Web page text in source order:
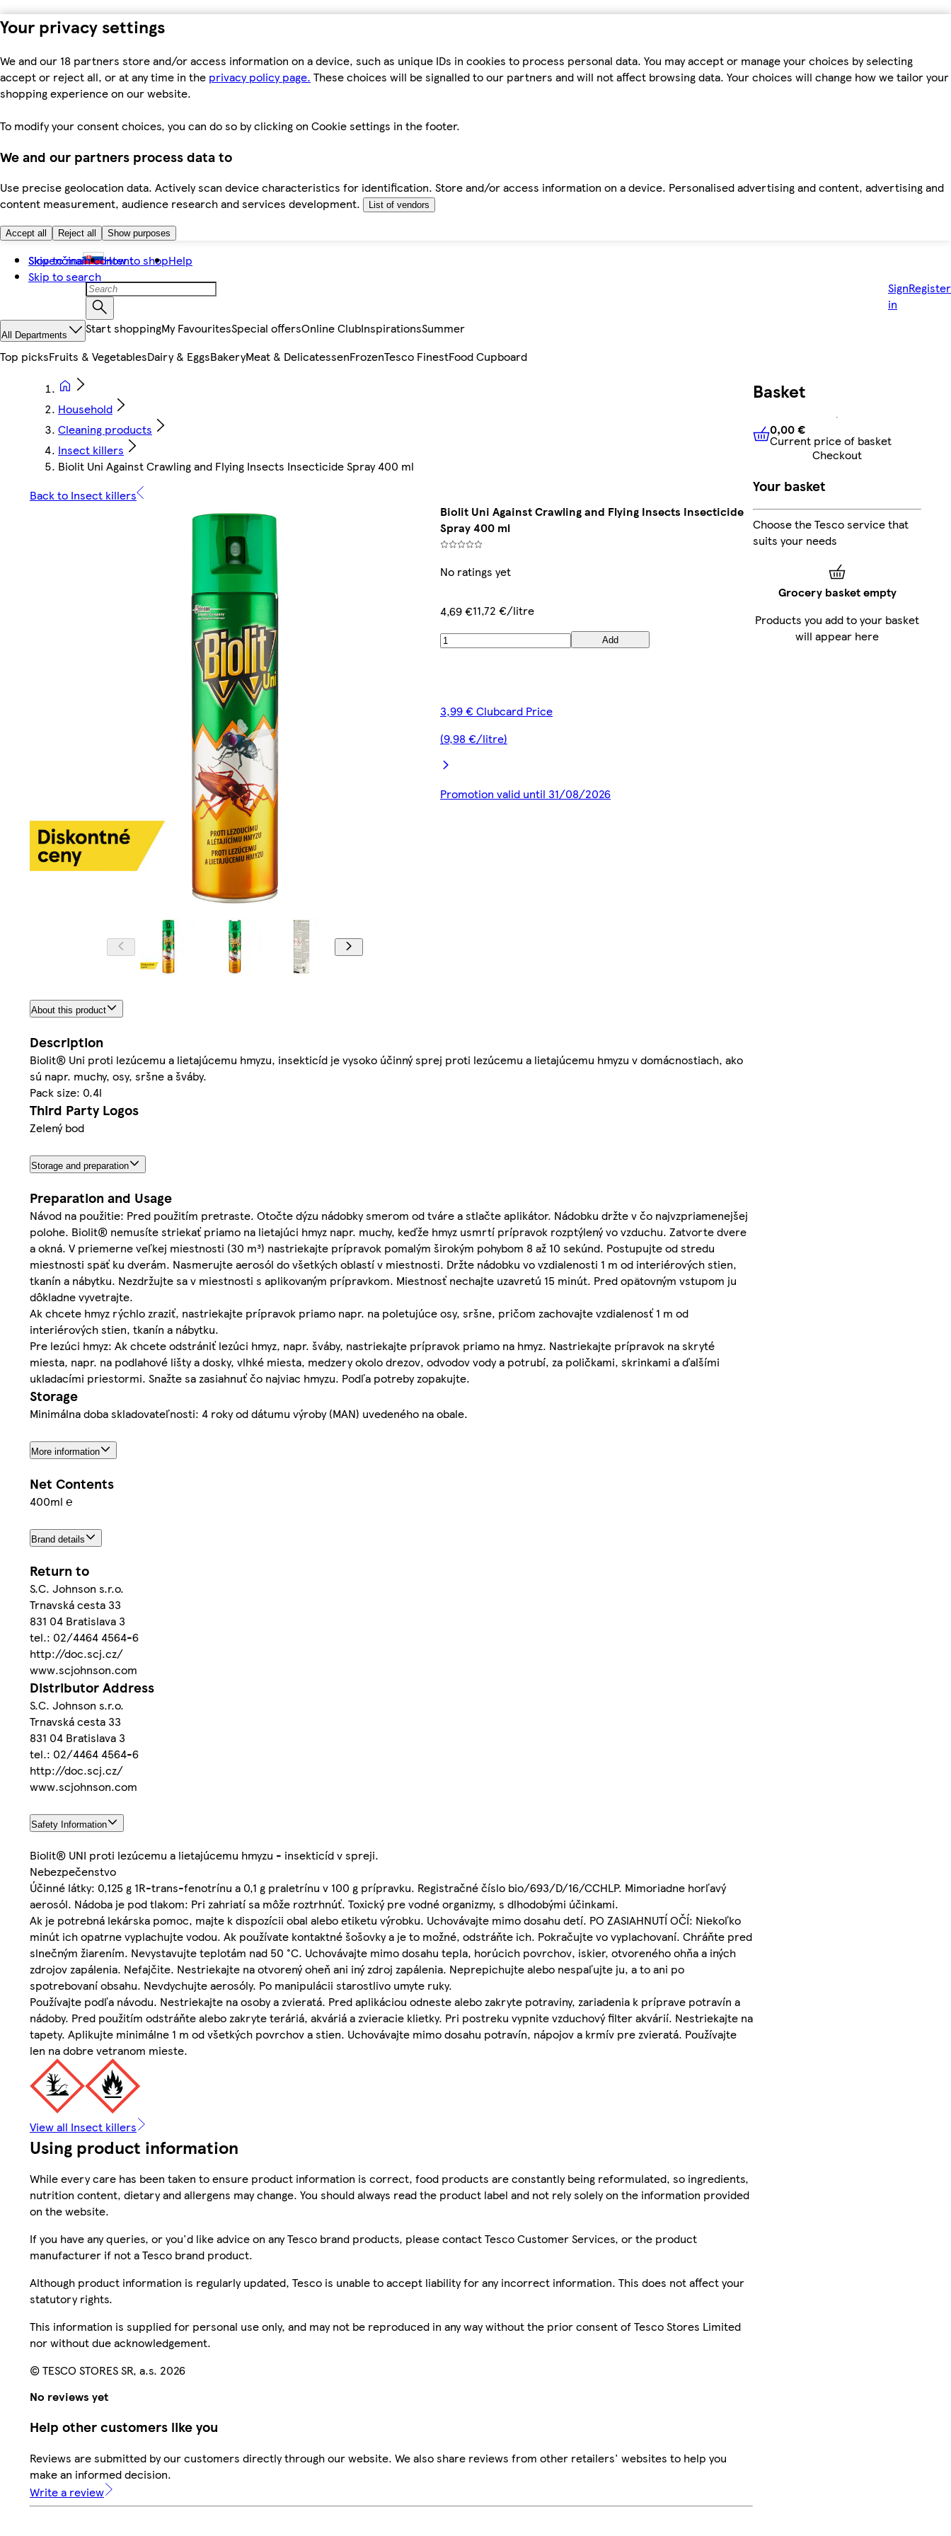
Your privacy settings
We and our 18 partners store and/or access information on a device, such as unique IDs in cookies to process personal data. You may accept or manage your choices by selecting
accept or reject all, or at any time in the privacy policy page. These choices will be signalled to our partners and will not affect browsing data. Your choices will change how we tailor your
shopping experience on our website.
To modify your consent choices, you can do so by clicking on Cookie settings in the footer.
We and our partners process data to
Use precise geolocation data. Actively scan device characteristics for identification. Store and/or access information on a device. Personalised advertising and content, advertising and
content measurement, audience research and services development.
List of vendors
Accept all Reject all Show purposes
Skip to main content
Skip to search
Slovenčina How to shopHelp
Sign
in
Register
All Departments Start shoppingMy FavouritesSpecial offersOnline ClubInspirationsSummer
Top picksFruits & VegetablesDairy & EggsBakeryMeat & DelicatessenFrozenTesco FinestFood Cupboard
Household
Cleaning products
Insect killers
Biolit Uni Against Crawling and Flying Insects Insecticide Spray 400 ml
Back to Insect killers
Biolit Uni Against Crawling and Flying Insects Insecticide
Spray 400 ml
No ratings yet
4,69 €11,72 €/litre
Add
3,99 € Clubcard Price
(9,98 €/litre)
Promotion valid until 31/08/2026
About this product
Description
Biolit® Uni proti lezúcemu a lietajúcemu hmyzu, insekticíd je vysoko účinný sprej proti lezúcemu a lietajúcemu hmyzu v domácnostiach, ako
sú napr. muchy, osy, sršne a šváby.
Pack size: 0.4l
Third Party Logos
Zelený bod
Storage and preparation
Preparation and Usage
Návod na použitie: Pred použitím pretraste. Otočte dýzu nádobky smerom od tváre a stlačte aplikátor. Nádobku držte v čo najvzpriamenejšej
polohe. Biolit® nemusíte striekať priamo na lietajúci hmyz napr. muchy, keďže hmyz usmrtí prípravok rozptýlený vo vzduchu. Zatvorte dvere
a okná. V priemerne veľkej miestnosti (30 m³) nastriekajte prípravok pomalým širokým pohybom 8 až 10 sekúnd. Postupujte od stredu
miestnosti späť ku dverám. Nasmerujte aerosól do všetkých oblastí v miestnosti. Držte nádobku vo vzdialenosti 1 m od interiérových stien,
tkanín a nábytku. Nezdržujte sa v miestnosti s aplikovaným prípravkom. Miestnosť nechajte uzavretú 15 minút. Pred opätovným vstupom ju
dôkladne vyvetrajte.
Ak chcete hmyz rýchlo zraziť, nastriekajte prípravok priamo napr. na poletujúce osy, sršne, pričom zachovajte vzdialenosť 1 m od
interiérových stien, tkanín a nábytku.
Pre lezúci hmyz: Ak chcete odstrániť lezúci hmyz, napr. šváby, nastriekajte prípravok priamo na hmyz. Nastriekajte prípravok na skryté
miesta, napr. na podlahové lišty a dosky, vlhké miesta, medzery okolo drezov, odvodov vody a potrubí, za poličkami, skrinkami a ďalšími
ukladacími priestormi. Snažte sa zasiahnuť čo najviac hmyzu. Podľa potreby zopakujte.
Storage
Minimálna doba skladovateľnosti: 4 roky od dátumu výroby (MAN) uvedeného na obale.
More information
Net Contents
400ml ℮
Brand details
Return to
S.C. Johnson s.r.o.
Trnavská cesta 33
831 04 Bratislava 3
tel.: 02/4464 4564­-6
http://doc.scj.cz/
www.scjohnson.com
Distributor Address
S.C. Johnson s.r.o.
Trnavská cesta 33
831 04 Bratislava 3
tel.: 02/4464 4564­-6
http://doc.scj.cz/
www.scjohnson.com
Safety Information
Biolit® UNI proti lezúcemu a lietajúcemu hmyzu - insekticíd v spreji.
Nebezpečenstvo
Účinné látky: 0,125 g 1R-trans-fenotrínu a 0,1 g praletrínu v 100 g prípravku. Registračné číslo bio/693/D/16/CCHLP. Mimoriadne horľavý
aerosól. Nádoba je pod tlakom: Pri zahriatí sa môže roztrhnúť. Toxický pre vodné organizmy, s dlhodobými účinkami.
Ak je potrebná lekárska pomoc, majte k dispozícii obal alebo etiketu výrobku. Uchovávajte mimo dosahu detí. PO ZASIAHNUTÍ OČÍ: Niekoľko
minút ich opatrne vyplachujte vodou. Ak používate kontaktné šošovky a je to možné, odstráňte ich. Pokračujte vo vyplachovaní. Chráňte pred
slnečným žiarením. Nevystavujte teplotám nad 50 °C. Uchovávajte mimo dosahu tepla, horúcich povrchov, iskier, otvoreného ohňa a iných
zdrojov zapálenia. Nefajčite. Nestriekajte na otvorený oheň ani iný zdroj zapálenia. Neprepichujte alebo nespaľujte ju, a to ani po
spotrebovaní obsahu. Nevdychujte aerosóly. Po manipulácii starostlivo umyte ruky.
Používajte podľa návodu. Nestriekajte na osoby a zvieratá. Pred aplikáciou odneste alebo zakryte potraviny, zariadenia k príprave potravín a
nádoby. Pred použitím odstráňte alebo zakryte teráriá, akváriá a zvieracie klietky. Pri postreku vypnite vzduchový filter akvárií. Nestriekajte na
tapety. Aplikujte minimálne 1 m od všetkých povrchov a stien. Uchovávajte mimo dosahu potravín, nápojov a krmív pre zvieratá. Používajte
len na dobre vetranom mieste.
View all Insect killers
Using product information
While every care has been taken to ensure product information is correct, food products are constantly being reformulated, so ingredients,
nutrition content, dietary and allergens may change. You should always read the product label and not rely solely on the information provided
on the website.
If you have any queries, or you'd like advice on any Tesco brand products, please contact Tesco Customer Services, or the product
manufacturer if not a Tesco brand product.
Although product information is regularly updated, Tesco is unable to accept liability for any incorrect information. This does not affect your
statutory rights.
This information is supplied for personal use only, and may not be reproduced in any way without the prior consent of Tesco Stores Limited
nor without due acknowledgement.
© TESCO STORES SR, a.s. 2026
No reviews yet
Help other customers like you
Reviews are submitted by our customers directly through our website. We also share reviews from other retailers' websites to help you
make an informed decision.
Write a review
Basket
0,00 €Current price of
0,00 €
Current price of basket
Checkout
Your basket
Choose the Tesco service that
suits your needs
Grocery basket empty
Products you add to your basket
will appear here